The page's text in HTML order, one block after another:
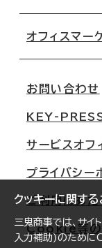
クッキーに関す
三鬼商事では、サイ
入力補助)のために
路線・駅から
移転コストシ
移転スケジュ
オフィス移転
オフィスマー
大阪
名古屋
札幌
仙台
横浜
お問い合わせ
KEY-
サービスオフ
プライバシー
ご利用にあた
Cookie等の